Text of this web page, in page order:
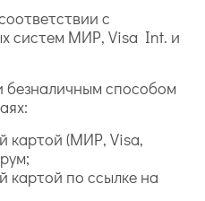
с
систем МИР, Visa Int. и
безналичным способом
картой (МИР, Visa,
картой по ссылке на